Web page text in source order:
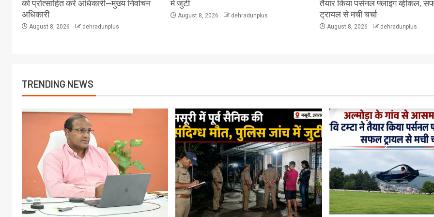
को प्रोत्साहित करें अधिकारी—मुख्य निर्वाचन
अधिकारी
August 8, 2026 dehradunplus
में जुटी
August 8, 2026 dehradunplus
तैयार किया पर्सनल फ्लाइंग व्हीकल,
ट्रायल से मची चर्चा
August 8, 2026 dehradunplus
TRENDING NEWS